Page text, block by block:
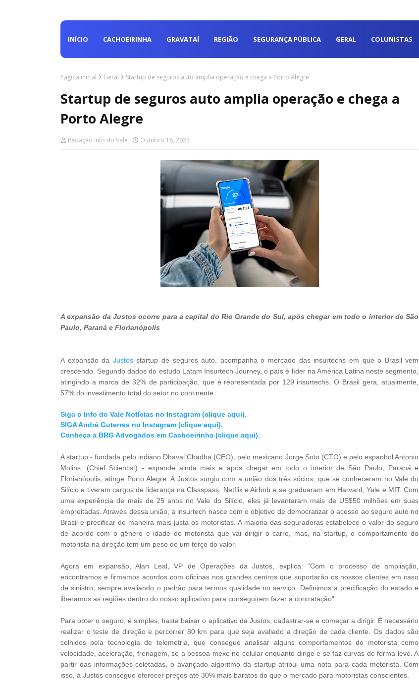
INÍCIO CACHOEIRINHA GRAVATAÍ REGIÃO SEGURANÇA PÚBLICA GERAL COLUNISTAS
Página inicial Geral Startup de seguros auto amplia operação e chega a Porto Alegre
Startup de seguros auto amplia operação e chega a
Porto Alegre
Redação Info do Vale Outubro 18, 2022
A expansão da Justos ocorre para a capital do Rio Grande do Sul, após chegar em todo o interior de São
Paulo, Paraná e Florianópolis
A expansão da Justosstartup de seguros auto, acompanha o mercado das insurtechs em que o Brasil vem
crescendo. Segundo dados do estudo Latam Insurtech Journey, o país é líder na América Latina neste segmento,
atingindo a marca de 32% de participação, que é representada por 129 insurtechs. O Brasil gera, atualmente,
57% do investimento total do setor no continente.
Siga o Info do Vale Notícias no Instagram (clique aqui).
SIGA André Guterres no Instagram (clique aqui).
Conheça a BRG Advogados em Cachoeirinha (clique aqui).
A startup - fundada pelo indiano Dhaval Chadha (CEO), pelo mexicano Jorge Soto (CTO) e pelo espanhol Antonio
Molins, (Chief Scientist) - expande ainda mais e após chegar em todo o interior de São Paulo, Paraná e
Florianópolis, atinge Porto Alegre. A Justos surgiu com a união dos três sócios, que se conheceram no Vale do
Silício e tiveram cargos de liderança na Classpass, Netflix e Airbnb e se graduaram em Harvard, Yale e MIT. Com
uma experiência de mais de 25 anos no Vale do Silício, eles já levantaram mais de US$50 milhões em suas
empreitadas. Através dessa união, a insurtech nasce com o objetivo de democratizar o acesso ao seguro auto no
Brasil e precificar de maneira mais justa os motoristas. A maioria das seguradoras estabelece o valor do seguro
de acordo com o gênero e idade do motorista que vai dirigir o carro, mas, na startup, o comportamento do
motorista na direção tem um peso de um terço do valor.
Agora em expansão, Alan Leal, VP de Operações da Justos, explica: “Com o processo de ampliação,
encontramos e firmamos acordos com oficinas nos grandes centros que suportarão os nossos clientes em caso
de sinistro, sempre avaliando o padrão para termos qualidade no serviço. Definimos a precificação do estado e
liberamos as regiões dentro do nosso aplicativo para conseguirem fazer a contratação”.
Para obter o seguro, é simples, basta baixar o aplicativo da Justos, cadastrar-se e começar a dirigir. É necessário
realizar o teste de direção e percorrer 80 km para que seja avaliado a direção de cada cliente. Os dados são
colhidos pela tecnologia de telemetria, que consegue analisar alguns comportamentos do motorista como
velocidade, aceleração, frenagem, se a pessoa mexe no celular enquanto dirige e se faz curvas de forma leve. A
partir das informações coletadas, o avançado algoritmo da startup atribui uma nota para cada motorista. Com
isso, a Justos consegue oferecer preços até 30% mais baratos do que o mercado para motoristas conscientes.